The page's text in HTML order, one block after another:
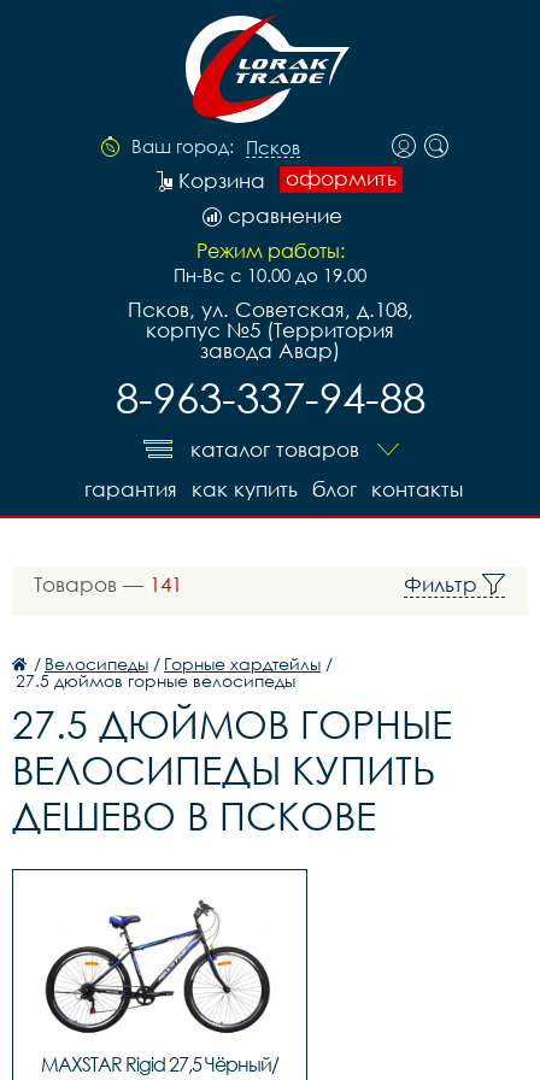
Ваш город: Псков
оформить
Корзина
сравнение
Режим работы:
Пн-Вс с 10.00 до 19.00
Псков, ул. Советская, д.108,
корпус №5 (Территория
завода Авар)
8-963-337-94-88
каталог товаров
контакты
блог
как купить
гарантия
Товаров — 141 Фильтр
/ Велосипеды / Горные хардтейлы /
27.5 дюймов горные велосипеды
27.5 ДЮЙМОВ ГОРНЫЕ
ВЕЛОСИПЕДЫ КУПИТЬ
ДЕШЕВО В ПСКОВЕ
MAXSTAR Rigid 27,5 Чёрный/